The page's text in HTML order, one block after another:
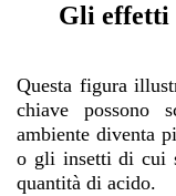
Gli effetti
Questa figura
chiave possono
ambiente diventa
o gli insetti di cui
quantità di acido.